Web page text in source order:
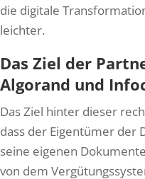
die digitale
leichter.
Das Ziel der
Algorand und
Das Ziel hinter dieser
dass der Eigentümer der
seine eigenen
von dem